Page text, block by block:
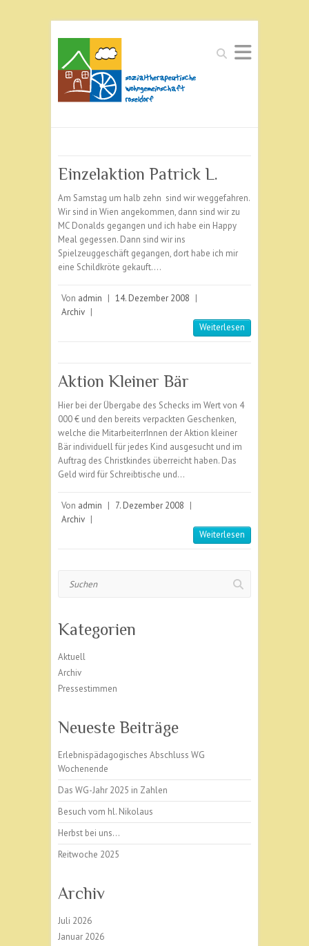
Suchen
Einzelaktion Patrick L.
Am Samstag um halb zehn sind wir weggefahren.
Wir sind in Wien angekommen, dann sind wir zu
MC Donalds gegangen und ich habe ein Happy
Meal gegessen. Dann sind wir ins
Spielzeuggeschäft gegangen, dort habe ich mir
eine Schildkröte gekauft.…
Von admin | 14. Dezember 2008 |
Archiv |
Weiterlesen
Aktion Kleiner Bär
Hier bei der Übergabe des Schecks im Wert von 4
000 € und den bereits verpackten Geschenken,
welche die MitarbeiterrInnen der Aktion kleiner
Bär individuell für jedes Kind ausgesucht und im
Auftrag des Christkindes überreicht haben. Das
Geld wird für Schreibtische und…
Von admin | 7. Dezember 2008 |
Archiv |
Weiterlesen
Kategorien
Aktuell
Archiv
Pressestimmen
Neueste Beiträge
Erlebnispädagogisches Abschluss WG
Wochenende
Das WG-Jahr 2025 in Zahlen
Besuch vom hl. Nikolaus
Herbst bei uns…
Reitwoche 2025
Archiv
Juli 2026
Januar 2026